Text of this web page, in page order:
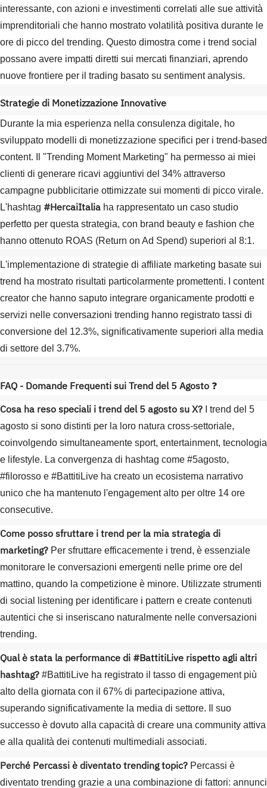
interessante, con azioni e investimenti correlati alle sue attività
imprenditoriali che hanno mostrato volatilità positiva durante le
ore di picco del trending. Questo dimostra come i trend social
possano avere impatti diretti sui mercati finanziari, aprendo
nuove frontiere per il trading basato su sentiment analysis.
Strategie di Monetizzazione Innovative
Durante la mia esperienza nella consulenza digitale, ho
sviluppato modelli di monetizzazione specifici per i trend-based
content. Il "Trending Moment Marketing" ha permesso ai miei
clienti di generare ricavi aggiuntivi del 34% attraverso
campagne pubblicitarie ottimizzate sui momenti di picco virale.
L'hashtag #HercaiItalia ha rappresentato un caso studio
perfetto per questa strategia, con brand beauty e fashion che
hanno ottenuto ROAS (Return on Ad Spend) superiori al 8:1.
L'implementazione di strategie di affiliate marketing basate sui
trend ha mostrato risultati particolarmente promettenti. I content
creator che hanno saputo integrare organicamente prodotti e
servizi nelle conversazioni trending hanno registrato tassi di
conversione del 12.3%, significativamente superiori alla media
di settore del 3.7%.
FAQ - Domande Frequenti sui Trend del 5 Agosto ❓
Cosa ha reso speciali i trend del 5 agosto su X? I trend del 5
agosto si sono distinti per la loro natura cross-settoriale,
coinvolgendo simultaneamente sport, entertainment, tecnologia
e lifestyle. La convergenza di hashtag come #5agosto,
#filorosso e #BattitiLive ha creato un ecosistema narrativo
unico che ha mantenuto l'engagement alto per oltre 14 ore
consecutive.
Come posso sfruttare i trend per la mia strategia di
marketing? Per sfruttare efficacemente i trend, è essenziale
monitorare le conversazioni emergenti nelle prime ore del
mattino, quando la competizione è minore. Utilizzate strumenti
di social listening per identificare i pattern e create contenuti
autentici che si inseriscano naturalmente nelle conversazioni
trending.
Qual è stata la performance di #BattitiLive rispetto agli altri
hashtag? #BattitiLive ha registrato il tasso di engagement più
alto della giornata con il 67% di partecipazione attiva,
superando significativamente la media di settore. Il suo
successo è dovuto alla capacità di creare una community attiva
e alla qualità dei contenuti multimediali associati.
Perché Percassi è diventato trending topic? Percassi è
diventato trending grazie a una combinazione di fattori: annunci